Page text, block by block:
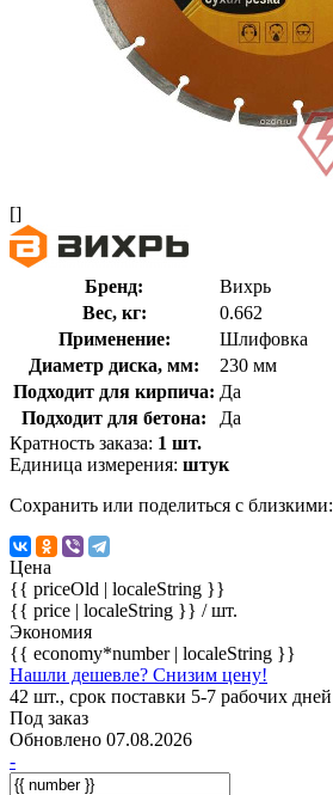
[]
Бренд:
Вихрь
Вес, кг:
0.662
Применение:
Шлифовка
Диаметр диска, мм:
230 мм
Подходит для кирпича: Да
Подходит для бетона:
Да
Кратность заказа: 1 шт.
Единица измерения: штук
Сохранить или поделиться с близкими:
Цена
{{ priceOld | localeString }}
{{ price | localeString }} / шт.
Экономия
{{ economy*number | localeString }}
Нашли дешевле? Снизим цену!
42 шт., срок поставки 5-7 рабочих дней
Под заказ
Обновлено 07.08.2026
-